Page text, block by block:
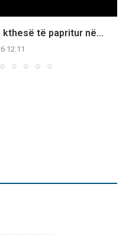
kthesë të papritur në...
12:11